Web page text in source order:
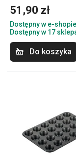
51,90 zł
Dostępny w e-shopie
Dostępny w 17
Do koszyka